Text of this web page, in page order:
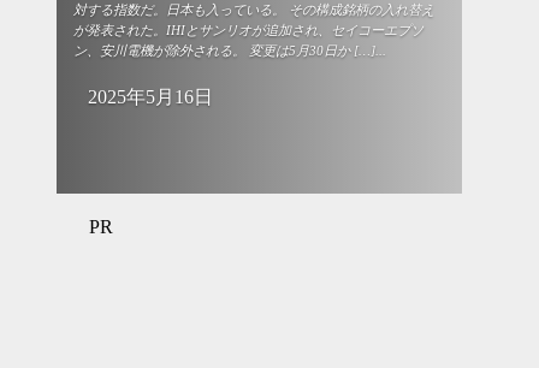
対する指数だ。日本も入っている。 その構成銘柄の入れ替え
が発表された。IHIとサンリオが追加され、セイコーエプソ
ン、安川電機が除外される。 変更は5月30日か […]...
2025年5月16日
PR